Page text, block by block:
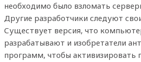
необходимо было взломать
Другие разработчики следуют
Существует версия, что
разрабатывают и изобретатели
программ, чтобы активизировать